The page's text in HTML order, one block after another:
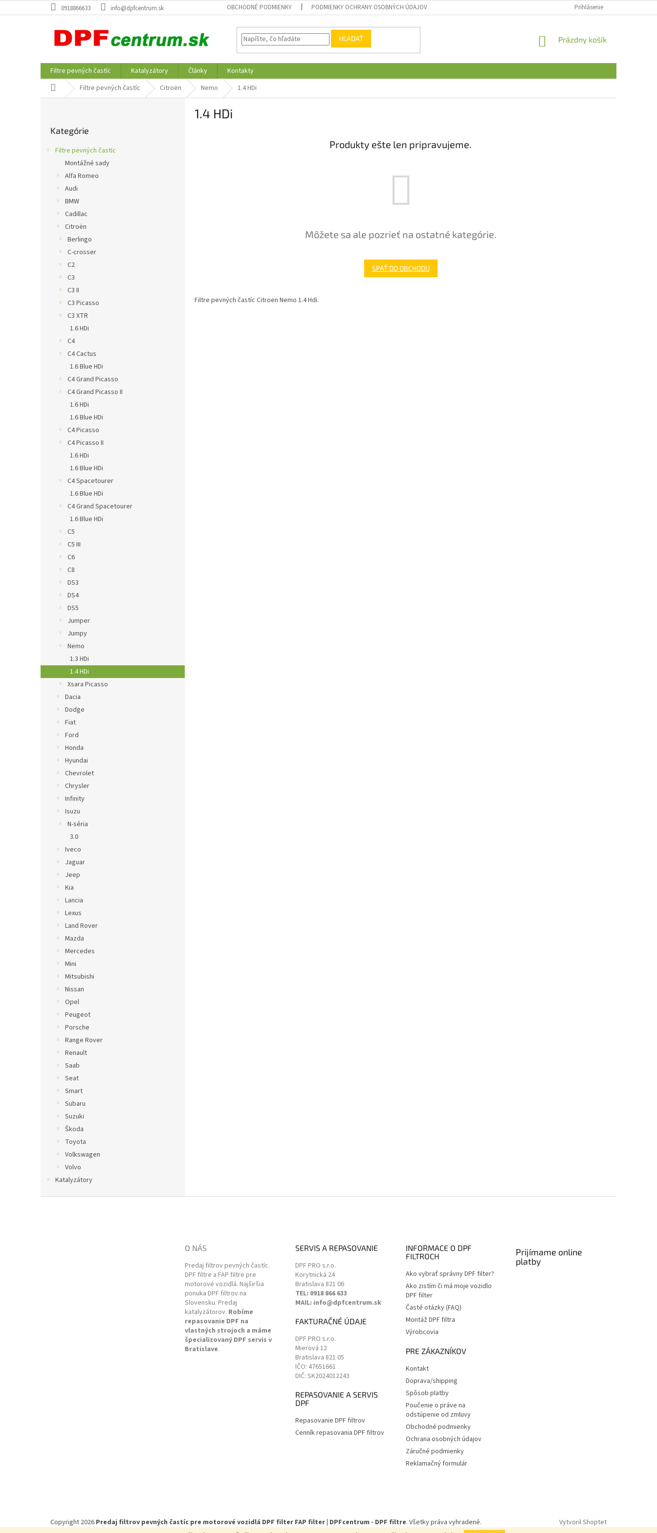
na
0918866633 info@dpfcentrum.sk OBCHODNÉ PODMIENKY PODMIENKY OCHRANY OSOBNÝCH ÚDAJOV Prihlásenie
HĽADAŤ
NÁKUPNÝ
Prázdny košík
Filtre pevných častíc Katalyzátory Články
Kontakty
DomovFiltre pevných častíc Citroën Nemo 1.4 HDi
kategórie
Kategórie
Filtre pevných častíc
Montážné sady
Alfa Romeo
Audi
BMW
Cadillac
Citroën
Berlingo
C-crosser
C2
C3
C3 II
C3 Picasso
C3 XTR
1.6 HDi
C4
C4 Cactus
1.6 Blue HDi
C4 Grand Picasso
C4 Grand Picasso II
1.6 HDi
1.6 Blue HDi
C4 Picasso
C4 Picasso II
1.6 HDi
1.6 Blue HDi
C4 Spacetourer
1.6 Blue HDi
C4 Grand Spacetourer
1.6 Blue HDi
C5
C5 III
C6
C8
DS3
DS4
DS5
Jumper
Jumpy
Nemo
1.3 HDi
1.4 HDi
Xsara Picasso
Dacia
Dodge
Fiat
Ford
Honda
Hyundai
Chevrolet
Chrysler
Infinity
Isuzu
N-séria
3.0
Iveco
Jaguar
Jeep
Kia
Lancia
Lexus
Land Rover
Mazda
Mercedes
Mini
Mitsubishi
Nissan
Opel
Peugeot
Porsche
Range Rover
Renault
Saab
Seat
Smart
Subaru
Suzuki
Škoda
Toyota
Volkswagen
Volvo
Katalyzátory
1.4 HDi
Produkty ešte len pripravujeme.
Môžete sa ale pozrieť na ostatné kategórie.
SPÄŤ DO OBCHODU
Filtre pevných častíc Citroen Nemo 1.4 Hdi.
O NÁS
Predaj filtrov pevných častíc.
DPF filtre a FAP filtre pre
motorové vozidlá. Najširšia
ponuka DPF filtrov na
Slovensku. Predaj
katalyzátorov. Robíme
repasovanie DPF na
vlastných strojoch a máme
špecializovaný DPF servis v
Bratislave.
SERVIS A REPASOVANIE
DPF PRO s.r.o.
Korytnická 24
Bratislava 821 06
TEL: 0918 866 633
MAIL: info@dpfcentrum.sk
FAKTURAČNÉ ÚDAJE
DPF PRO s.r.o.
Mierová 12
Bratislava 821 05
IČO: 47651661
DIČ: SK2024012243
REPASOVANIE A SERVIS
DPF
Repasovanie DPF filtrov
Cenník repasovania DPF filtrov
INFORMACE O DPF
FILTROCH
Ako vybrať správny DPF filter?
Ako zistím či má moje vozidlo
DPF filter
Časté otázky (FAQ)
Montáž DPF filtra
Výrobcovia
PRE ZÁKAZNÍKOV
Kontakt
Doprava/shipping
Spôsob platby
Poučenie o práve na
odstúpenie od zmluvy
Obchodné podmienky
Ochrana osobných údajov
Záručné podmienky
Reklamačný formulár
Prijímame online
platby
Vytvoril Shoptet
Copyright 2026 Predaj filtrov pevných častíc pre motorové vozidlá DPF filter FAP filter | DPFcentrum - DPF filtre. Všetky práva vyhradené.